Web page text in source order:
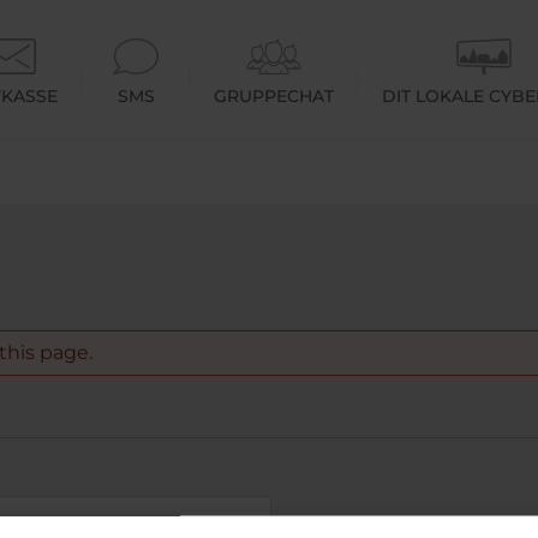
SMS GRUPPECHAT DIT LOKALE
page.